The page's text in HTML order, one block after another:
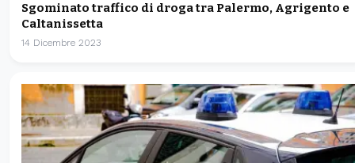
Sgominato traffico di droga tra Palermo, Agrigento e
Caltanissetta
14 Dicembre 2023